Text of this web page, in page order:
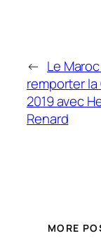
← Le
remporter la
2019 avec
Renard
MORE